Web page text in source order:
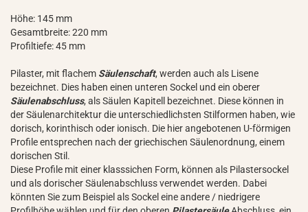
Höhe: 145 mm
Gesamtbreite: 220 mm
Profiltiefe: 45 mm
Pilaster, mit flachem Säulenschaft, werden auch als Lisene
bezeichnet. Dies haben einen unteren Sockel und ein oberer
Säulenabschluss, als Säulen Kapitell bezeichnet. Diese können in
der Säulenarchitektur die unterschiedlichsten Stilformen haben, wie
dorisch, korinthisch oder ionisch. Die hier angebotenen U-förmigen
Profile entsprechen nach der griechischen Säulenordnung, einem
dorischen Stil.
Diese Profile mit einer klasssichen Form, können als Pilastersockel
und als dorischer Säulenabschluss verwendet werden. Dabei
könnten Sie zum Beispiel als Sockel eine andere / niedrigere